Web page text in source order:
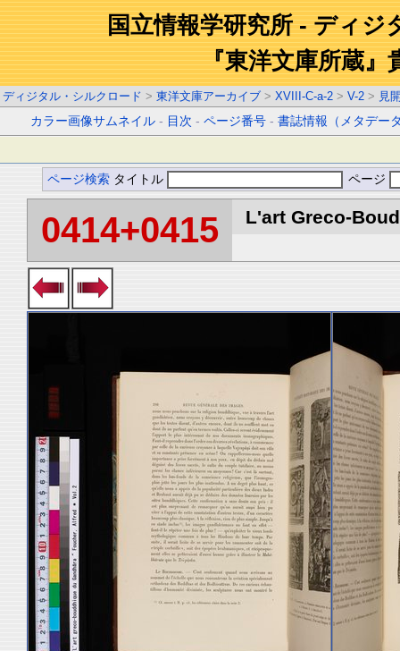
国立情報学研究所 - ディジ
『東洋文庫所蔵』
ディジタル・シルクロード > 東洋文庫アーカイブ > XVIII-C-a-2 > V-2 > 見
カラー画像サムネイル - 目次 -ページ番号 -書誌情報（メタデー
ページ検索 タイトル ページ
0414+0415 L'art Greco-